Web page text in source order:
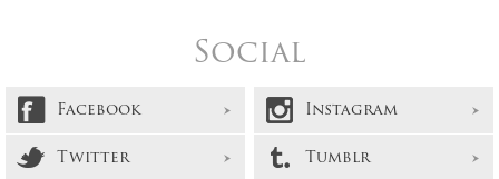
Social
Facebook
Instagram
Twitter
Tumblr